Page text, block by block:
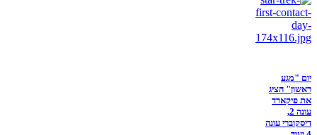
יום "מגע
ראשון" הציג
את פיקארד
עונה 2,
דיסקוברי עונה